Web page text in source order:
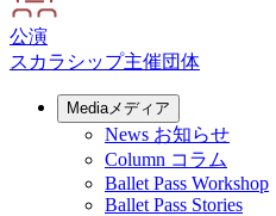
公演
スカラシップ主催団体
Mediaメディア
News お知らせ
Column コラム
Ballet Pass Workshop
Ballet Pass Stories